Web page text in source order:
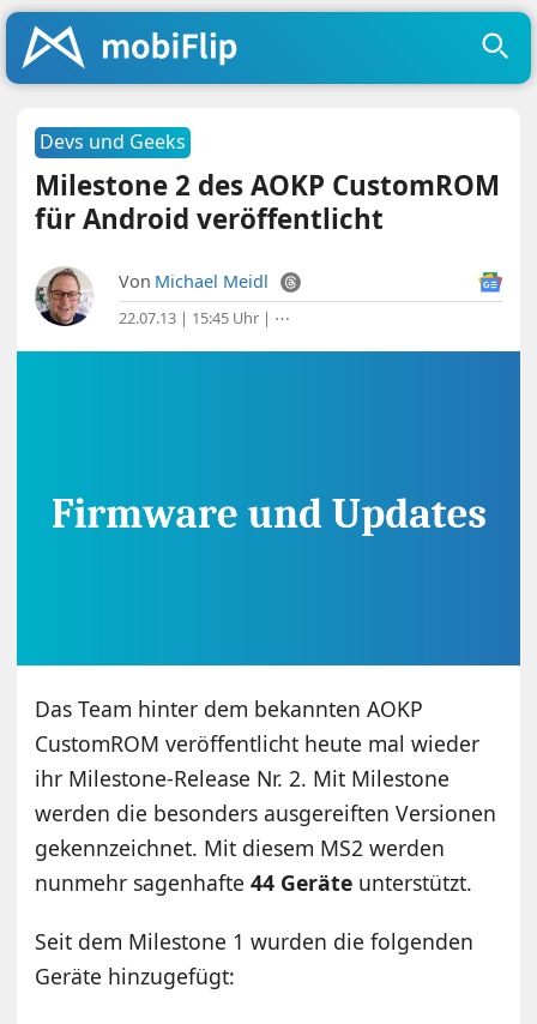
Devs und Geeks
Milestone 2 des AOKP CustomROM
für Android veröffentlicht
Von Michael Meidl
22.07.13 | 15:45 Uhr | ⋯
Das Team hinter dem bekannten AOKP
CustomROM veröffentlicht heute mal wieder
ihr Milestone-Release Nr. 2. Mit Milestone
werden die besonders ausgereiften Versionen
gekennzeichnet. Mit diesem MS2 werden
nunmehr sagenhafte44 Geräte unterstützt.
Seit dem Milestone 1 wurden die folgenden
Geräte hinzugefügt: